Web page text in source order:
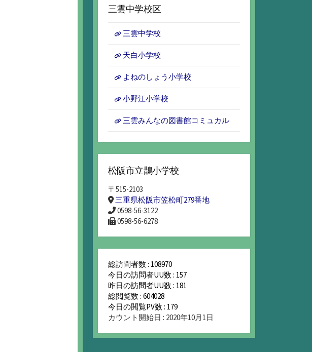
イ
三雲中学校区
三雲中学校
天白小学校
よねのしょう小学校
小野江小学校
三雲みんなの図書館コミュカル
松阪市立鵲小学校
〒515-2103
三重県松阪市笠松町279番地
0598-56-3122
0598-56-6278
総訪問者数 : 108970
今日の訪問者UU数 : 157
昨日の訪問者UU数 : 181
総閲覧数 : 604028
今日の閲覧PV数 : 179
カウント開始日 : 2020年10月1日